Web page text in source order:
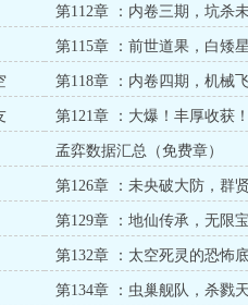
第112章 ：内卷三期，坑杀
第115章 ：前世道果，白矮
第118章 ：内卷四期，机械
第121章 ：大爆！丰厚收获！
孟弈数据汇总（免费章）
第126章 ：未央破大防，群
第129章 ：地仙传承，无限
第132章 ：太空死灵的恐怖
第134章 ：虫巢舰队，杀戮